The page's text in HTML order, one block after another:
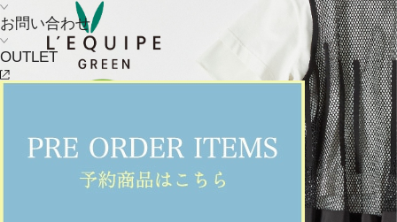
お問い合わせ
OUTLET